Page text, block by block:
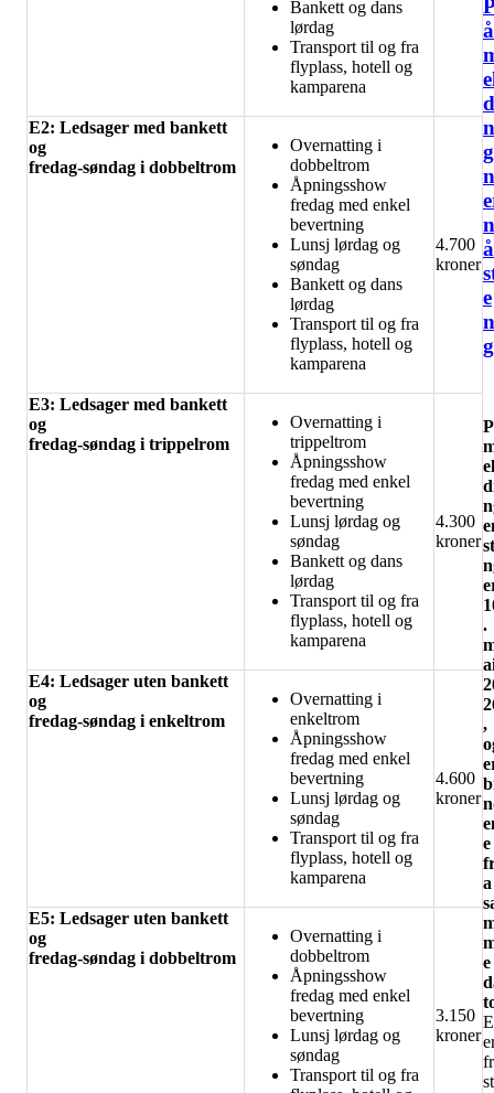
Bankett og dans
lørdag
Transport til og fra
flyplass, hotell og
kamparena
E2: Ledsager med bankett
og
fredag-søndag i dobbeltrom
Overnatting i
dobbeltrom
Åpningsshow
fredag med enkel
bevertning
Lunsj lørdag og
søndag
Bankett og dans
lørdag
Transport til og fra
flyplass, hotell og
kamparena
4.700
kroner
E3: Ledsager med bankett
og
fredag-søndag i trippelrom
Overnatting i
trippeltrom
Åpningsshow
fredag med enkel
bevertning
Lunsj lørdag og
søndag
Bankett og dans
lørdag
Transport til og fra
flyplass, hotell og
kamparena
4.300
kroner
E4: Ledsager uten bankett
og
fredag-søndag i enkeltrom
Overnatting i
enkeltrom
Åpningsshow
fredag med enkel
bevertning
Lunsj lørdag og
søndag
Transport til og fra
flyplass, hotell og
kamparena
4.600
kroner
E5: Ledsager uten bankett
og
fredag-søndag i dobbeltrom
Overnatting i
dobbeltrom
Åpningsshow
fredag med enkel
bevertning
Lunsj lørdag og
søndag
Transport til og fra
3.150
kroner
å
n
n
n
å
e
n
el
.
,
e
a
e